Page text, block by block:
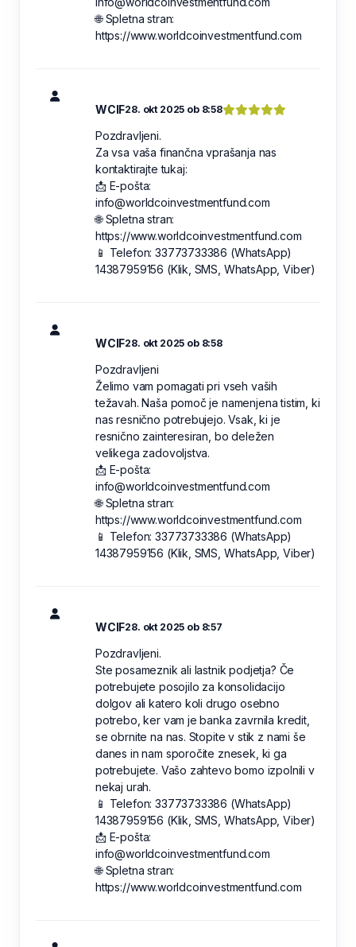
🌐 Spletna stran:
https://www.worldcoinvestmentfund.com
WCIF28. okt 2025 ob 8:58
Pozdravljeni.
Za vsa vaša finančna vprašanja nas
kontaktirajte tukaj:
📩 E-pošta:
info@worldcoinvestmentfund.com
🌐 Spletna stran:
https://www.worldcoinvestmentfund.com
📱 Telefon: 33773733386 (WhatsApp)
14387959156 (Klik, SMS, WhatsApp, Viber)
WCIF28. okt 2025 ob 8:58
Pozdravljeni
Želimo vam pomagati pri vseh vaših
težavah. Naša pomoč je namenjena tistim, ki
nas resnično potrebujejo. Vsak, ki je
resnično zainteresiran, bo deležen
velikega zadovoljstva.
📩 E-pošta:
info@worldcoinvestmentfund.com
🌐 Spletna stran:
https://www.worldcoinvestmentfund.com
📱 Telefon: 33773733386 (WhatsApp)
14387959156 (Klik, SMS, WhatsApp, Viber)
WCIF28. okt 2025 ob 8:57
Pozdravljeni.
Ste posameznik ali lastnik podjetja? Če
potrebujete posojilo za konsolidacijo
dolgov ali katero koli drugo osebno
potrebo, ker vam je banka zavrnila kredit,
se obrnite na nas. Stopite v stik z nami še
danes in nam sporočite znesek, ki ga
potrebujete. Vašo zahtevo bomo izpolnili v
nekaj urah.
📱 Telefon: 33773733386 (WhatsApp)
14387959156 (Klik, SMS, WhatsApp, Viber)
📩 E-pošta:
info@worldcoinvestmentfund.com
🌐 Spletna stran:
https://www.worldcoinvestmentfund.com